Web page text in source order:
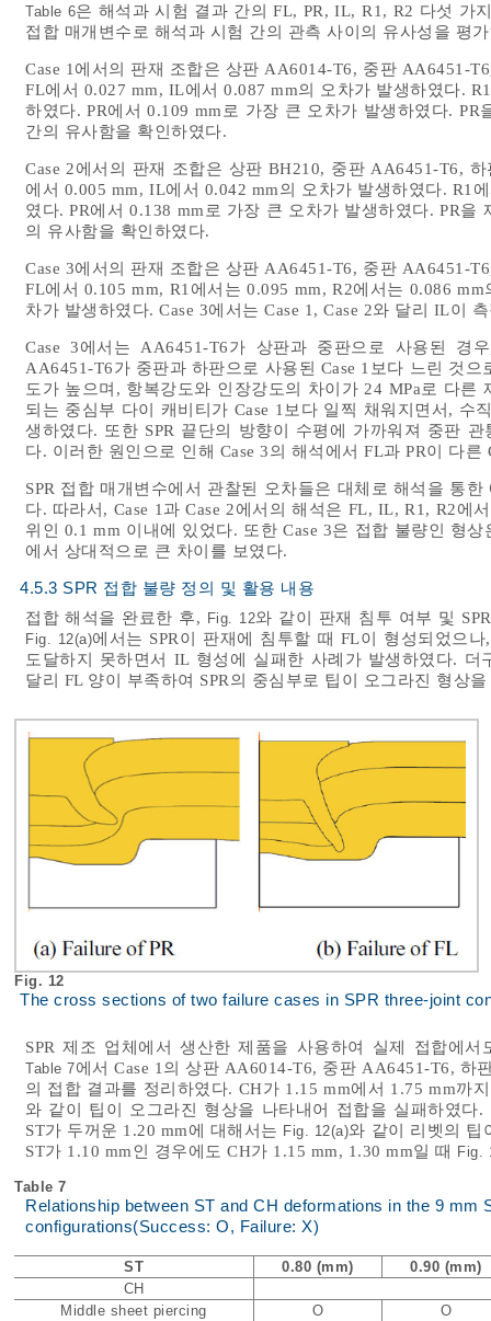
Table 6은 해석과 시험 결과 간의 FL, PR, IL, R1, R2 다섯 가
접합 매개변수로 해석과 시험 간의 관측 사이의 유사성을 평
Case 1에서의 판재 조합은 상판 AA6014-T6, 중판 AA6451-
FL에서 0.027 mm, IL에서 0.087 mm의 오차가 발생하였다.
하였다. PR에서 0.109 mm로 가장 큰 오차가 발생하였다.
간의 유사함을 확인하였다.
Case 2에서의 판재 조합은 상판 BH210, 중판 AA6451-T6,
에서 0.005 mm, IL에서 0.042 mm의 오차가 발생하였다. R1
였다. PR에서 0.138 mm로 가장 큰 오차가 발생하였다. PR
의 유사함을 확인하였다.
Case 3에서의 판재 조합은 상판 AA6451-T6, 중판 AA6451-
FL에서 0.105 mm, R1에서는 0.095 mm, R2에서는 0.086
차가 발생하였다. Case 3에서는 Case 1, Case 2와 달리 IL이
Case 3에서는 AA6451-T6가 상판과 중판으로 사용된
AA6451-T6가 중판과 하판으로 사용된 Case 1보다 느린 것
도가 높으며, 항복강도와 인장강도의 차이가 24 MPa로 다
되는 중심부 다이 캐비티가 Case 1보다 일찍 채워지면서, 수
생하였다. 또한 SPR 끝단의 방향이 수평에 가까워져 중판
다. 이러한 원인으로 인해 Case 3의 해석에서 FL과 PR이 다른
SPR 접합 매개변수에서 관찰된 오차들은 대체로 해석을 통
다. 따라서, Case 1과 Case 2에서의 해석은 FL, IL, R1, R2에
위인 0.1 mm 이내에 있었다. 또한 Case 3은 접합 불량인 형
에서 상대적으로 큰 차이를 보였다.
4.5.3 SPR 접합 불량 정의 및 활용 내용
접합 해석을 완료한 후, Fig. 12와 같이 판재 침투 여부 및
Fig. 12(a)에서는 SPR이 판재에 침투할 때 FL이 형성되었으
도달하지 못하면서 IL 형성에 실패한 사례가 발생하였다. 더
달리 FL 양이 부족하여 SPR의 중심부로 팁이 오그라진 형상
Fig. 12
The cross sections of two failure cases in SPR three-joint
SPR 제조 업체에서 생산한 제품을 사용하여 실제 접합에
Table 7에서 Case 1의 상판 AA6014-T6, 중판 AA6451-T6, 하
의 접합 결과를 정리하였다. CH가 1.15 mm에서 1.75 mm까
와 같이 팁이 오그라진 형상을 나타내어 접합을 실패하였
ST가 두꺼운 1.20 mm에 대해서는 Fig. 12(a)와 같이 리벳의 팁
ST가 1.10 mm인 경우에도 CH가 1.15 mm, 1.30 mm일 때
Fig.
Table 7
Relationship between ST and CH deformations in the 9 mm
configurations(Success: O, Failure: X)
ST 0.80 (mm)
0.90 (mm)
CH
Middle sheet piercing
O
O